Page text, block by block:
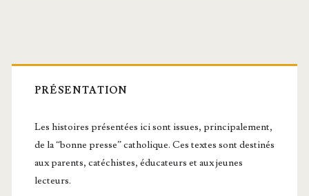
Barre
latérale
principale
PRÉSENTATION
Les histoires présentées ici sont issues, principalement,
de la “bonne presse” catholique. Ces textes sont destinés
aux parents, catéchistes, éducateurs et aux jeunes
lecteurs.